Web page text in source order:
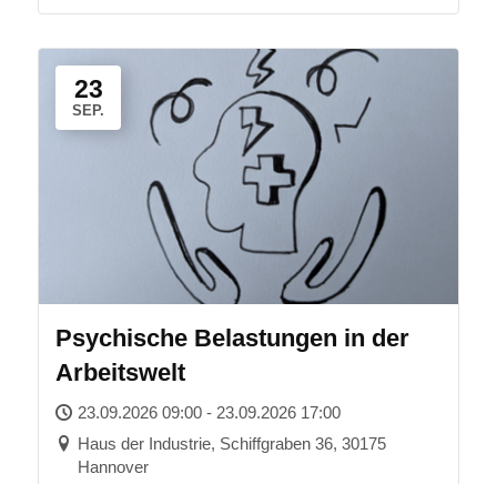
23
SEP.
Psychische Belastungen in der
Arbeitswelt
23.09.2026 09:00 - 23.09.2026 17:00
Haus der Industrie, Schiffgraben 36, 30175
Hannover